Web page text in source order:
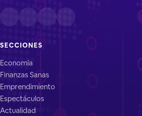
SECCIONES
Economía
Finanzas Sanas
Emprendimiento
Espectáculos
Actualidad